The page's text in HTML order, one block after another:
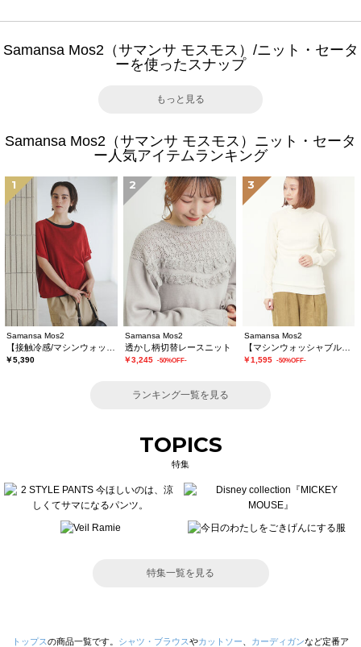
Samansa Mos2（サマンサ モスモス）/ニット・セータ
ーを使ったスナップ
もっと見る
Samansa Mos2（サマンサ モスモス）ニット・セータ
ー人気アイテムランキング
1
Samansa Mos2
￥5,390
2
Samansa Mos2
透かし柄切替レースニット
￥3,245 -50%OFF-
3
Samansa Mos2
【マシンウォッシャブル】もちもちリブタートルネックニット
￥1,595 -50%OFF-
ランキング一覧を見る
TOPICS
特集
特集一覧を見る
トップスの商品一覧です。 シャツ・ブラウスやカットソー カーディガンなど定番ア